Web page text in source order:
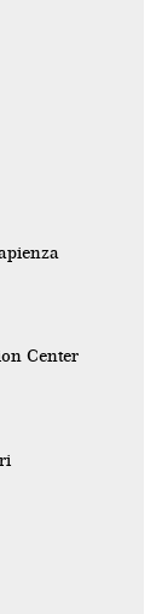
Center